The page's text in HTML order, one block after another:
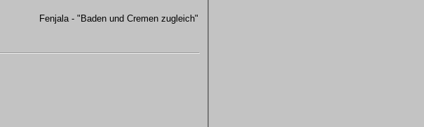
Fenjala - "Baden und Cremen zugleich"